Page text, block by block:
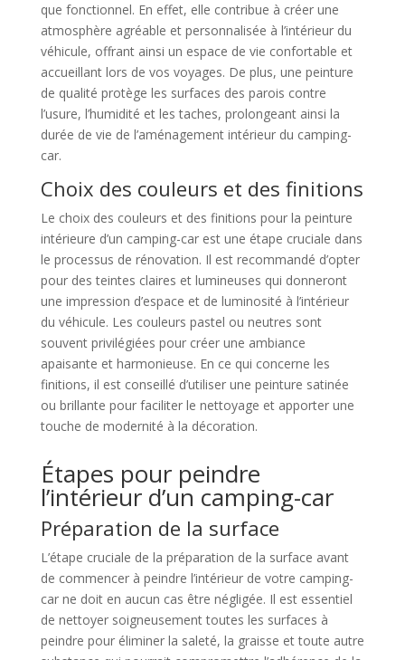
que fonctionnel. En effet, elle contribue à créer une
atmosphère agréable et personnalisée à l’intérieur du
véhicule, offrant ainsi un espace de vie confortable et
accueillant lors de vos voyages. De plus, une peinture
de qualité protège les surfaces des parois contre
l’usure, l’humidité et les taches, prolongeant ainsi la
durée de vie de l’aménagement intérieur du camping-
car.
Choix des couleurs et des finitions
Le choix des couleurs et des finitions pour la peinture
intérieure d’un camping-car est une étape cruciale dans
le processus de rénovation. Il est recommandé d’opter
pour des teintes claires et lumineuses qui donneront
une impression d’espace et de luminosité à l’intérieur
du véhicule. Les couleurs pastel ou neutres sont
souvent privilégiées pour créer une ambiance
apaisante et harmonieuse. En ce qui concerne les
finitions, il est conseillé d’utiliser une peinture satinée
ou brillante pour faciliter le nettoyage et apporter une
touche de modernité à la décoration.
Étapes pour peindre
l’intérieur d’un camping-car
Préparation de la surface
L’étape cruciale de la préparation de la surface avant
de commencer à peindre l’intérieur de votre camping-
car ne doit en aucun cas être négligée. Il est essentiel
de nettoyer soigneusement toutes les surfaces à
peindre pour éliminer la saleté, la graisse et toute autre